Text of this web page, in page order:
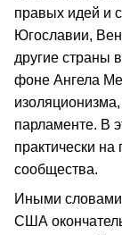
правых идей и
Югославии,
другие страны
фоне Ангела
парламенте. В
практически на
сообщества.
Иными
США